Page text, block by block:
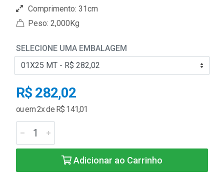
Comprimento: 31cm
Peso: 2,000Kg
SELECIONE UMA EMBALAGEM
R$ 282,02
ou em 2x de R$ 141,01
Adicionar ao Carrinho